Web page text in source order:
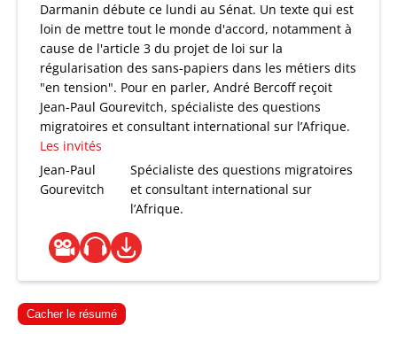
Darmanin débute ce lundi au Sénat. Un texte qui est
loin de mettre tout le monde d'accord, notamment à
cause de l'article 3 du projet de loi sur la
régularisation des sans-papiers dans les métiers dits
"en tension". Pour en parler, André Bercoff reçoit
Jean-Paul Gourevitch, spécialiste des questions
migratoires et consultant international sur l’Afrique.
Les invités
Jean-Paul
Gourevitch
Spécialiste des questions migratoires
et consultant international sur
l’Afrique.
Cacher le résumé